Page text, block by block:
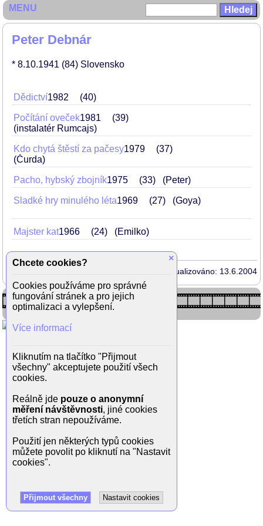
Peter Debnár
* 8.10.1941 (84) Slovensko
Dědictví1982 40
Počítání oveček1981
39
(instalatér Rumcajs)
Kdo chytá štěstí za pačesy1979
37
(Čurda)
Pacho, hybský zbojník1975 33 (Peter)
Sladké hry minulého léta1969 27 (Goya)
Majster kat1966 24 (Emilko)
Aktualizováno: 13.6.2004
MENU
×
Chcete cookies?
Cookies používáme pro správné
fungování stránek a pro jejich
optimalizaci a vylepšení.
Více informací
Kliknutím na tlačítko "Přijmout
všechny" akceptujete použití všech
cookies.
Reálně jde pouze o anonymní
měření návštěvnosti, jiné cookies
třetích stran nepoužíváme.
Použití jen některých typů cookies
můžete povolit po kliknutí na "Nastavit
cookies".
Přijmout všechny Nastavit cookies